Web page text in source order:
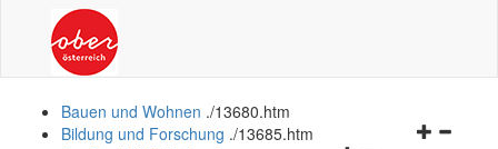
Bauen und Wohnen ./13680.htm
Bildung und Forschung ./13685.htm